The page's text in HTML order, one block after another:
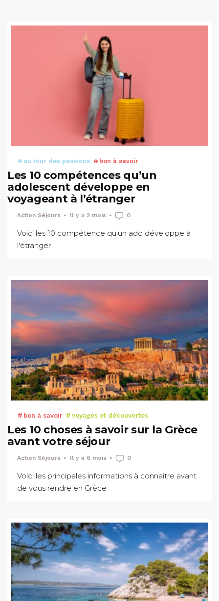
au tour des passions bon à savoir
Les 10 compétences qu’un
adolescent développe en
voyageant à l’étranger
Action Séjours Il y a 2 mois 0
Voici les 10 compétence qu'un ado développe à
l'étranger
bon à savoir voyages et découvertes
Les 10 choses à savoir sur la Grèce
avant votre séjour
Action Séjours Il y a 6 mois 0
Voici les principales informations à connaître avant
de vous rendre en Grèce